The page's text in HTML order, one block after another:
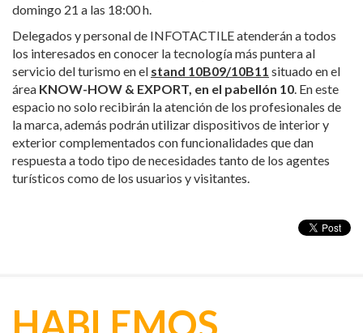
domingo 21 a las 18:00 h.
Delegados y personal de INFOTACTILE atenderán a todos
los interesados en conocer la tecnología más puntera al
servicio del turismo en el stand 10B09/10B11 situado en el
área KNOW-HOW & EXPORT, en el pabellón 10 . En este
espacio no solo recibirán la atención de los profesionales de
la marca, además podrán utilizar dispositivos de interior y
exterior complementados con funcionalidades que dan
respuesta a todo tipo de necesidades tanto de los agentes
turísticos como de los usuarios y visitantes.
HABLEMOS....